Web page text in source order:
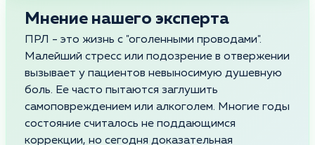
Мнение нашего эксперта
ПРЛ - это жизнь с "оголенными проводами".
Малейший стресс или подозрение в отвержении
вызывает у пациентов невыносимую душевную
боль. Ее часто пытаются заглушить
самоповреждением или алкоголем. Многие годы
состояние считалось не поддающимся
коррекции, но сегодня доказательная